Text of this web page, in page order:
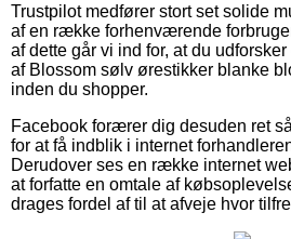
Trustpilot medfører stort set solide
af en række forhenværende
af dette går vi ind for, at du
af Blossom sølv ørestikker blanke
inden du shopper.
Facebook forærer dig desuden ret
for at få indblik i internet
Derudover ses en række internet
at forfatte en omtale af
drages fordel af til at afveje hvor